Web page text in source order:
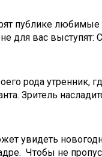
публике любимые
для вас
рода
Зритель
увидеть
Чтобы не